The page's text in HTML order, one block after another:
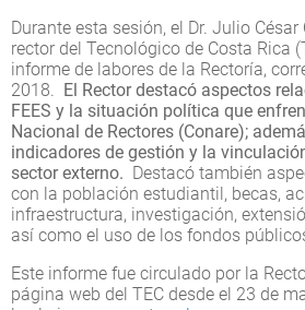
Durante esta sesión, el Dr. Julio
rector del Tecnológico de Costa Rica
informe de labores de la Rectoría,
2018. El Rector destacó aspectos
FEES y la situación política que
Nacional de Rectores (Conare);
indicadores de gestión y la
sector externo. Destacó también
con la población estudiantil, becas,
infraestructura, investigación,
así como el uso de los fondos
Este informe fue circulado por la
página web del TEC desde el 23 de